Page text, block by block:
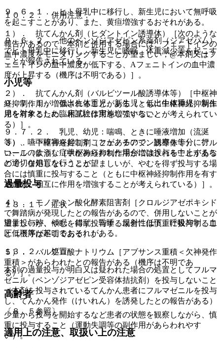
９．６．１． ヒト母乳中に移行し、新生児において無呼吸
を起こすことがあり、また、黄疸増強するおそれがある。
９．６．２． 他のベンゾジアゼピン系薬剤（ジアゼパム）
でヒト母乳中に移行し、新生児に嗜眠、体重減少等を起こす
ことが報告されている。
小児等
９．７．１． 低出生体重児、新生児：低出生体重児、新生
児を対象とした臨床試験は実施していない。
９．７．２． 乳児、幼児：喘鳴、ときに唾液増加（流涎
等）、嚥下障害を起こすことがあるので、観察を十分に行
い、このような症状があらわれた場合には投与を中止するな
ど適切な処置を行うこと。
過量投与
１３．１． 症状
過量投与時、傾眠、錯乱、昏睡、反射性低下、呼吸抑制、血
圧低下等が起こるおそれがある。
１３．２． 処置
本剤の過量投与が明白又は疑われた場合の処置としてフルマ
ゼニル（ベンゾジアゼピン受容体拮抗剤）を投与しないこと
（本剤を投与されているてんかん患者にフルマゼニルを投与
し、てんかん発作（けいれん）を誘発したとの報告がある）
〔８．５参照〕。
適用上の注意、取扱い上の注意
１０．２． 併用注意：
１）． 抗てんかん剤（ヒダントイン誘導体）［次のような
報告があるので、本剤と併用する場合には、フェニトインの
血中濃度をモニタリングすることが望ましい；@本剤又はフ
ェニトインの血中濃度が低下する、Aフェニトインの血中濃
度が上昇する（機序は不明である）］。
２）． 抗てんかん剤（バルビツール酸誘導体等）［中枢神
経抑制作用が増強されることがある（ともに中枢神経抑制作
用を有するため、相互に作用を増強することが考えられてい
る）］。
３）． 中枢神経抑制剤（フェノチアジン誘導体等）、アル
コール（飲酒）［中枢神経抑制作用が増強されることがある
ので、併用しないことが望ましいが、やむを得ず投与する場
合には慎重に投与すること（ともに中枢神経抑制作用を有す
るため、相互に作用を増強することが考えられている）］。
４）． モノアミン酸化酵素阻害剤［クロルジアゼポキシド
で舞踏病が発現したとの報告があるので、併用しないことが
望ましいが、やむを得ず投与する場合には慎重に投与するこ
と（機序は不明である）］。
５）． バルプロ酸ナトリウム［アブサンス重積＜欠神発作
重積＞があらわれたとの報告がある（機序は不明であ
る）］。
高齢者
少量から投与を開始するなど患者の状態を観察しながら、慎
重に投与すること（運動失調等の副作用があらわれやす
い）。